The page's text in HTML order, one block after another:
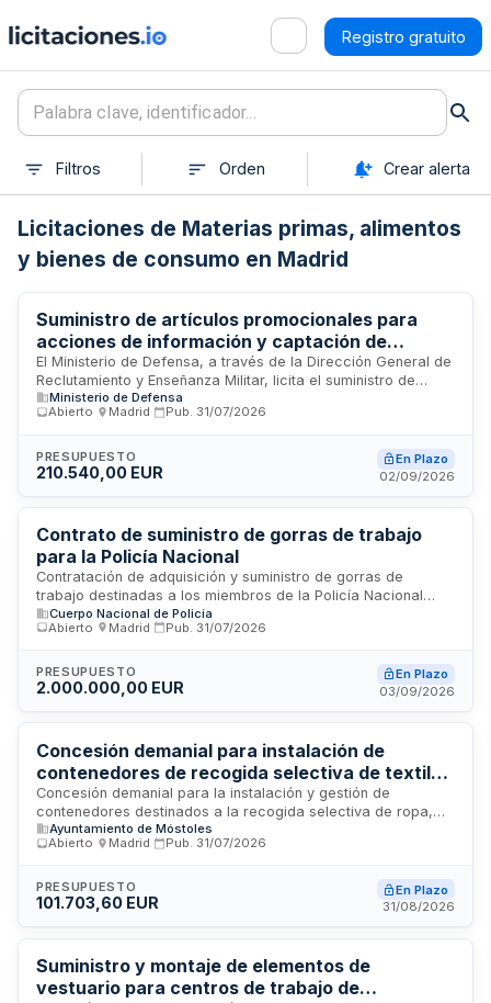
Registro gratuito
Filtros Orden Crear alerta
Licitaciones de Materias primas, alimentos
y bienes de consumo en Madrid
Suministro de artículos promocionales para
acciones de información y captación de
reclutamiento del Ministerio de Defensa
El Ministerio de Defensa, a través de la Dirección General de
Reclutamiento y Enseñanza Militar, licita el suministro de
artículos promocionales destinados a apoyar las acciones
de información y captación para el reclutamiento durante el
como gorras, pulseras, mochilas, llaveros, pegatinas,
bolígrafos, USB y otros productos de promoción. El
Ley de Contratos del Sector Público, con tramitación
ordinaria completamente electrónica.
Ministerio de Defensa
Abierto
Madrid Pub. 31/07/2026
PRESUPUESTO
210.540,00 EUR
En Plazo
02/09/2026
Contrato de suministro de gorras de trabajo
para la Policía Nacional
Contratación de adquisición y suministro de gorras de
trabajo destinadas a los miembros de la Policía Nacional
durante los años 2027, 2028 y 2029. La Dirección General de
la Policía, organismo dependiente del Ministerio del Interior,
uniforme de protección y dotación para efectivos policiales.
El contrato tiene una duración de treinta y seis meses con
administración.
Cuerpo Nacional de Policía
Abierto
Madrid Pub. 31/07/2026
PRESUPUESTO
2.000.000,00 EUR
En Plazo
03/09/2026
Concesión demanial para instalación de
contenedores de recogida selectiva de textiles
usados en espacios públicos - Ayuntamiento de
Móstoles
Concesión demanial para la instalación y gestión de
contenedores destinados a la recogida selectiva de ropa,
calzado, complementos y materiales textiles usados de
origen doméstico en viario y espacios públicos del municipio
para facilitar la reutilización y reciclaje de prendas y textiles,
fomentando la economía circular y la sostenibilidad
aprovechamiento de espacios municipales estratégicamente
ubicados para maximizar la accesibilidad ciudadana.
Ayuntamiento de Móstoles
Abierto
Madrid Pub. 31/07/2026
PRESUPUESTO
101.703,60 EUR
En Plazo
31/08/2026
Suministro y montaje de elementos de
vestuario para centros de trabajo de